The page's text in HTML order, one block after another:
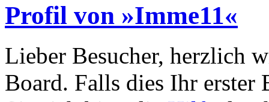
Profil von »Imme11«
Lieber Besucher, herzlich
Board. Falls dies Ihr erster